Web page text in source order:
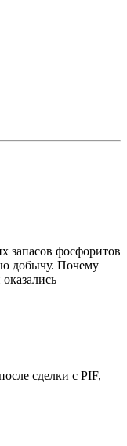
запасов фосфоритов
добычу. Почему
сделки с PIF,